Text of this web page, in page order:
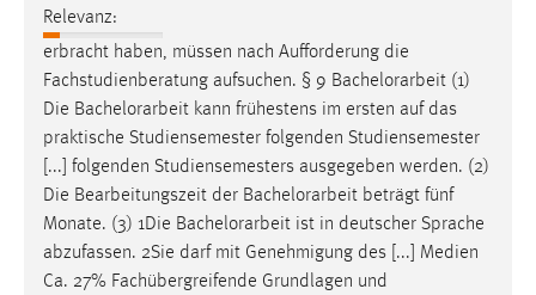
Relevanz:
erbracht haben, müssen nach Aufforderung die
Fachstudienberatung aufsuchen. § 9 Bachelorarbeit (1)
Die Bachelorarbeit kann frühestens im ersten auf das
praktische Studiensemester folgenden Studiensemester
[...] folgenden Studiensemesters ausgegeben werden. (2)
Die Bearbeitungszeit der Bachelorarbeit beträgt fünf
Monate. (3) 1Die Bachelorarbeit ist in deutscher Sprache
abzufassen. 2Sie darf mit Genehmigung des [...] Medien
Ca. 27% Fachübergreifende Grundlagen und
Zweck:
Dieser Cookie ist notwendig um sich an der Website
einloggen zu können.
Cookie Laufzeit:
24 Stunden
STATISTIK